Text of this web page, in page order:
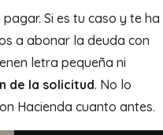
Si es tu caso y te ha
a abonar la deuda con
letra pequeña ni
de la solicitud. No lo
Hacienda cuanto antes.